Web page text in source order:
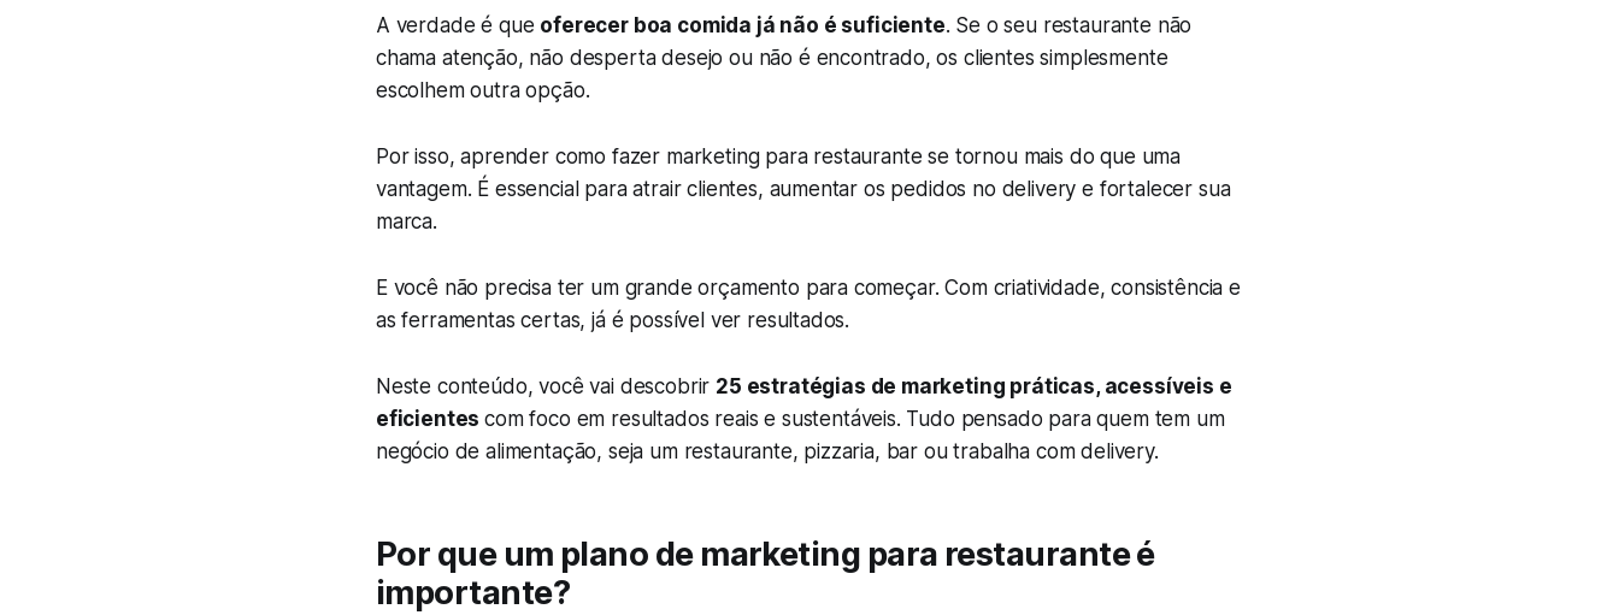
A verdade é que oferecer boa comida já não é suficiente. Se o seu restaurante não
chama atenção, não desperta desejo ou não é encontrado, os clientes simplesmente
escolhem outra opção.
Por isso, aprender como fazer marketing para restaurante se tornou mais do que uma
vantagem. É essencial para atrair clientes, aumentar os pedidos no delivery e fortalecer sua
marca.
E você não precisa ter um grande orçamento para começar. Com criatividade, consistência e
as ferramentas certas, já é possível ver resultados.
Neste conteúdo, você vai descobrir 25 estratégias de marketing práticas, acessíveis e
eficientescom foco em resultados reais e sustentáveis. Tudo pensado para quem tem um
negócio de alimentação, seja um restaurante, pizzaria, bar ou trabalha com delivery.
Por que um plano de marketing para restaurante é
importante?